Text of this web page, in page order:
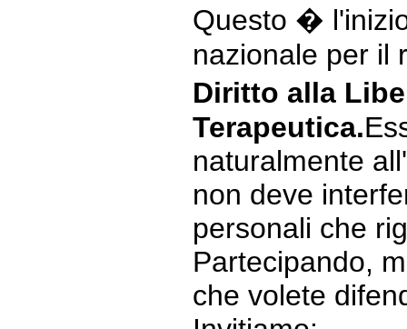
Questo �
nazionale per il
Diritto alla
Terapeutica.
naturalmente
non deve
personali che
Partecipando,
che volete